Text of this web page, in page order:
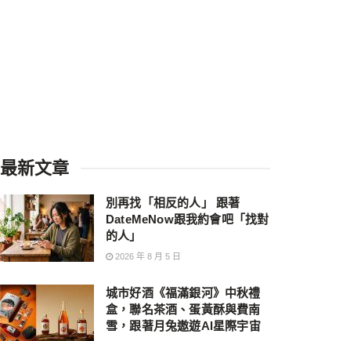
最新文章
別再找「相反的人」 跟著
DateMeNow跟我約會吧「找對
的人」
2026 年 8 月 5 日
城市好酒《福滿銀河》中秋禮
盒，聯名茶酒、蛋黃酥與費南
雪，跟著月兔遨遊AI星際宇宙